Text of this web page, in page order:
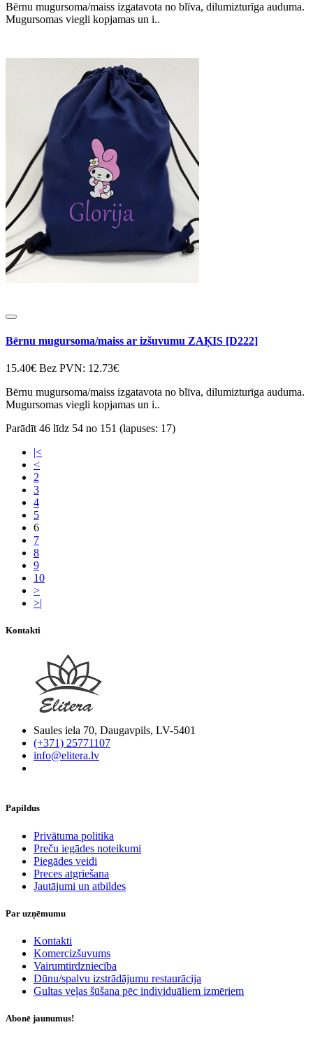
Bērnu mugursoma/maiss izgatavota no blīva, dilumizturīga auduma.
Mugursomas viegli kopjamas un i..
Bērnu mugursoma/maiss ar izšuvumu ZAĶIS [D222]
15.40€ Bez PVN: 12.73€
Bērnu mugursoma/maiss izgatavota no blīva, dilumizturīga auduma.
Mugursomas viegli kopjamas un i..
Parādīt 46 līdz 54 no 151 (lapuses: 17)
|<
<
2
3
4
5
6
7
8
9
10
>
>|
Kontakti
Saules iela 70, Daugavpils, LV-5401
(+371) 25771107
info@elitera.lv
Papildus
​Privātuma politika
Preču iegādes noteikumi
Piegādes veidi
Preces atgriešana
Jautājumi un atbildes
Par uzņēmumu
Kontakti
Komercizšuvums
Vairumtirdzniecība
Dūnu/spalvu izstrādājumu restaurācija
Gultas veļas šūšana pēc individuāliem izmēriem
Abonē jaunumus!